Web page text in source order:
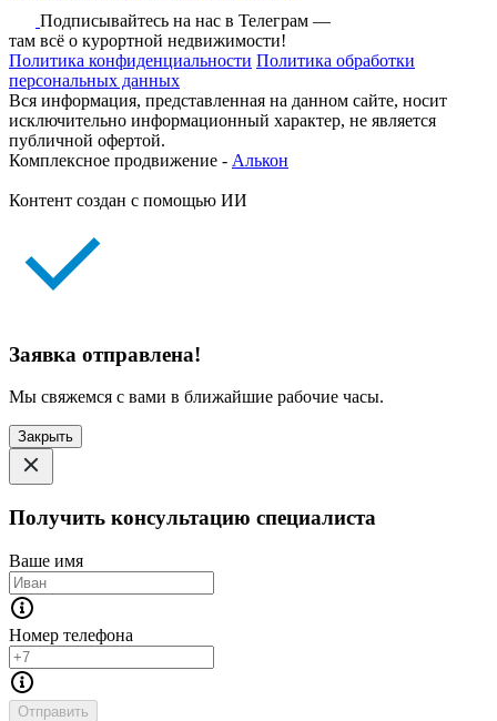
Подписывайтесь на нас в Телеграм —
там всё о курортной недвижимости!
Политика конфиденциальности Политика обработки
персональных данных
Вся информация, представленная на данном сайте, носит
исключительно информационный характер, не является
публичной офертой.
Комплексное продвижение - Алькон
Контент создан с помощью ИИ
Заявка отправлена!
Мы свяжемся с вами в ближайшие рабочие часы.
Закрыть
Получить консультацию специалиста
Ваше имя
Номер телефона
Отправить